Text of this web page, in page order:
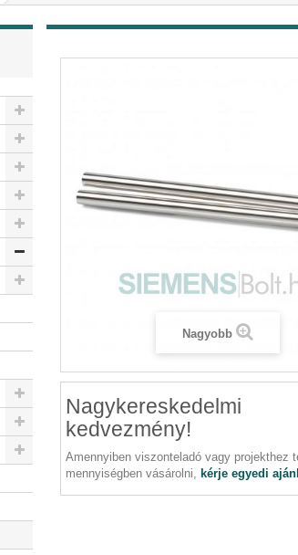
Nagyobb
Nagykereskedelmi
kedvezmény!
Amennyiben viszonteladó vagy projekthez
mennyiségben vásárolni, kérje egyedi